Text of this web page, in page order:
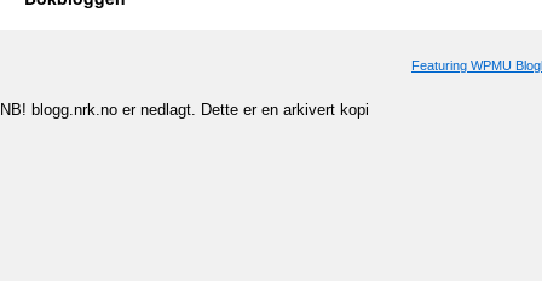
Featuring WPMU
NB! blogg.nrk.no er nedlagt. Dette er en arkivert kopi